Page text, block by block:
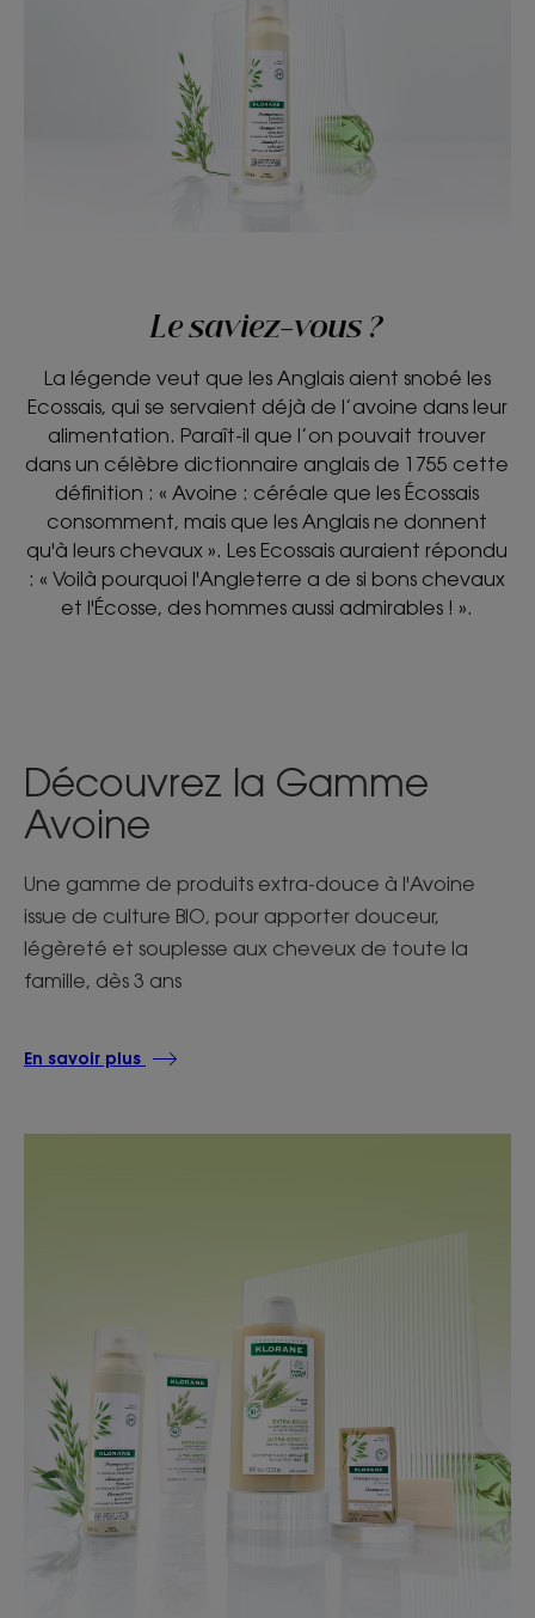
Le saviez-vous ?
La légende veut que les Anglais aient snobé les
Ecossais, qui se servaient déjà de l’avoine dans leur
alimentation. Paraît-il que l’on pouvait trouver
dans un célèbre dictionnaire anglais de 1755 cette
définition : « Avoine : céréale que les Écossais
consomment, mais que les Anglais ne donnent
qu'à leurs chevaux ». Les Ecossais auraient répondu
: « Voilà pourquoi l'Angleterre a de si bons chevaux
et l'Écosse, des hommes aussi admirables ! ».
Découvrez la Gamme
Avoine
Une gamme de produits extra-douce à l'Avoine
issue de culture BIO, pour apporter douceur,
légèreté et souplesse aux cheveux de toute la
famille, dès 3 ans
En savoir plus